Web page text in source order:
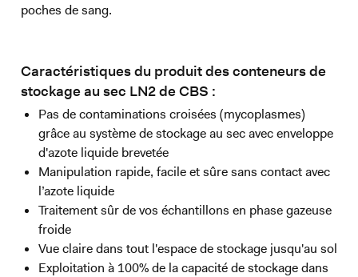
poches de sang.
Caractéristiques du produit des conteneurs de
stockage au sec LN2 de CBS :
Pas de contaminations croisées (mycoplasmes)
grâce au système de stockage au sec avec enveloppe
d'azote liquide brevetée
Manipulation rapide, facile et sûre sans contact avec
l’azote liquide
Traitement sûr de vos échantillons en phase gazeuse
froide
Vue claire dans tout l'espace de stockage jusqu'au sol
Exploitation à 100% de la capacité de stockage dans